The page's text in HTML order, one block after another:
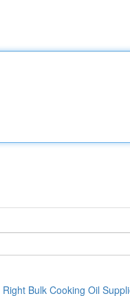
Bulk Cooking Oil